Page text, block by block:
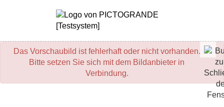
Das Vorschaubild ist fehlerhaft oder nicht vorhanden.
Bitte setzen Sie sich mit dem Bildanbieter in
Verbindung.